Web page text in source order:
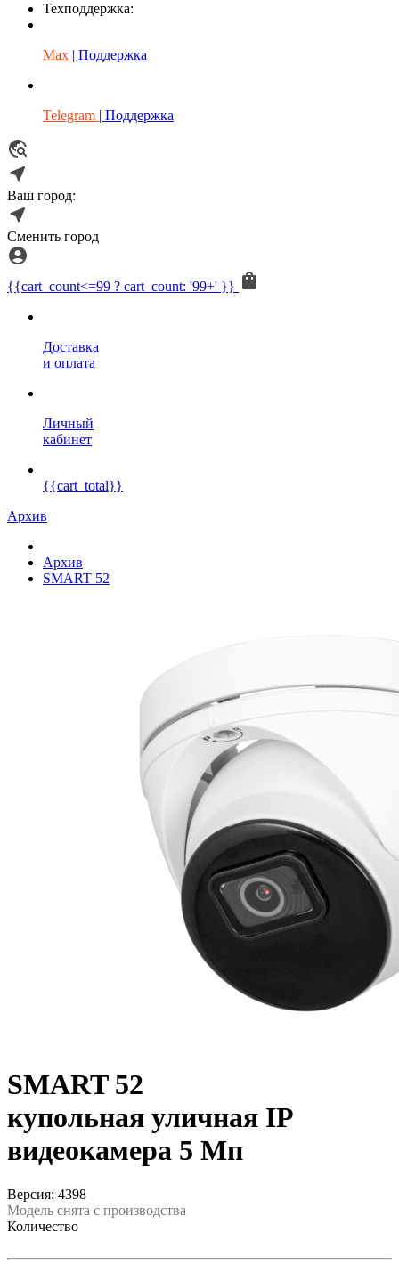
Техподдержка:
Max | Поддержка
Telegram | Поддержка
Ваш город:
Сменить город
{{cart_count<=99 ? cart_count: '99+' }}
Доставка
и оплата
Личный
кабинет
{{cart_total}}
Архив
Архив
SMART 52
SMART 52
купольная уличная IP
видеокамера 5 Мп
Версия: 4398
Модель снята с производства
Количество